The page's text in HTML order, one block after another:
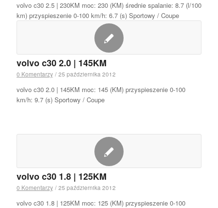
volvo c30 2.5 | 230KM moc: 230 (KM) średnie spalanie: 8.7 (l/100
km) przyspieszenie 0-100 km/h: 6.7 (s) Sportowy / Coupe
volvo c30 2.0 | 145KM
0 Komentarzy / 25 października 2012
volvo c30 2.0 | 145KM moc: 145 (KM) przyspieszenie 0-100
km/h: 9.7 (s) Sportowy / Coupe
volvo c30 1.8 | 125KM
0 Komentarzy / 25 października 2012
volvo c30 1.8 | 125KM moc: 125 (KM) przyspieszenie 0-100